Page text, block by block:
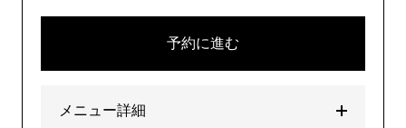
予約に進む
メニュー詳細